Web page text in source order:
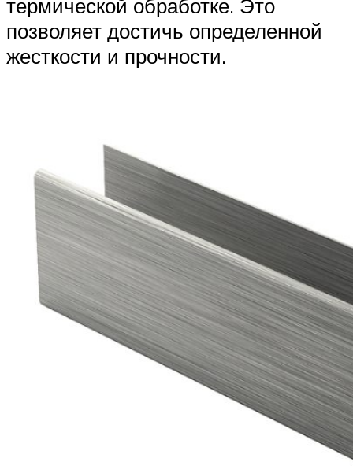
термической обработке. Это
позволяет достичь определенной
жесткости и прочности.